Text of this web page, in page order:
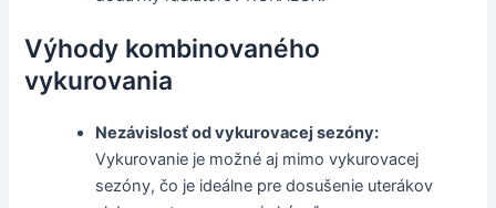
Výhody kombinovaného
vykurovania
Nezávislosť od vykurovacej sezóny:
Vykurovanie je možné aj mimo vykurovacej
sezóny, čo je ideálne pre dosušenie uterákov